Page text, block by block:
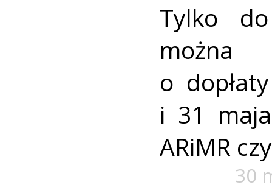
Tylko
można
o
i 31
ARiMR
30